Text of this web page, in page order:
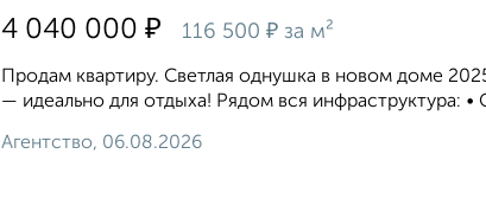
4 040 000 ₽ 116 500 ₽ за м²
Продам квартиру. Светлая однушка в новом доме
— идеально для отдыха! Рядом вся инфраструктура:
Агентство, 06.08.2026